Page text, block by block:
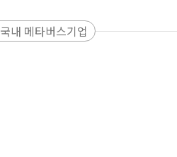
국내 메타버스기업